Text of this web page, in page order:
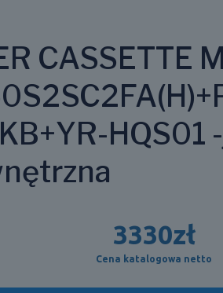
CASSETTE
HQS01
3330zł
Cena katalogowa netto